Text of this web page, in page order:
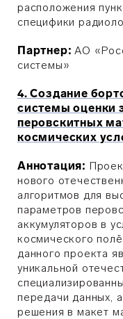
расположения
специфики
Партнер:АО
системы»
4. Создание
системы оценки
перовскитных
космических
Аннотация:
нового
алгоритмов для
параметров
аккумуляторов в
космического
данного проекта
уникальной
передачи данных,
решения в макет